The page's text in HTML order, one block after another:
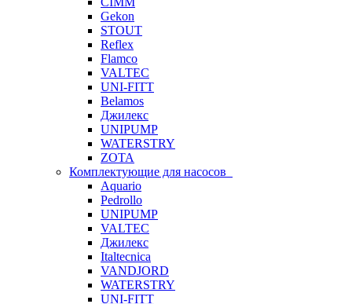
Gekon
STOUT
Reflex
Flamco
VALTEC
UNI-FITT
Belamos
Джилекс
UNIPUMP
WATERSTRY
ZOTA
Комплектующие для насосов
Aquario
Pedrollo
UNIPUMP
VALTEC
Джилекс
Italtecnica
VANDJORD
WATERSTRY
UNI-FITT